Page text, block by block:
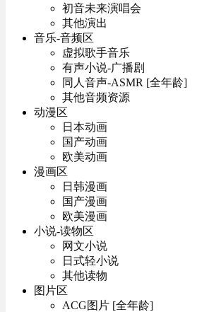
初音未来演唱会
其他演出
音乐-音频区
虚拟歌手音乐
有声小说-广播剧
同人音声-ASMR [全年龄]
其他音频资源
动漫区
日本动画
国产动画
欧美动画
漫画区
日韩漫画
国产漫画
欧美漫画
小说-读物区
网文小说
日式轻小说
其他读物
图片区
ACG图片 [全年龄]